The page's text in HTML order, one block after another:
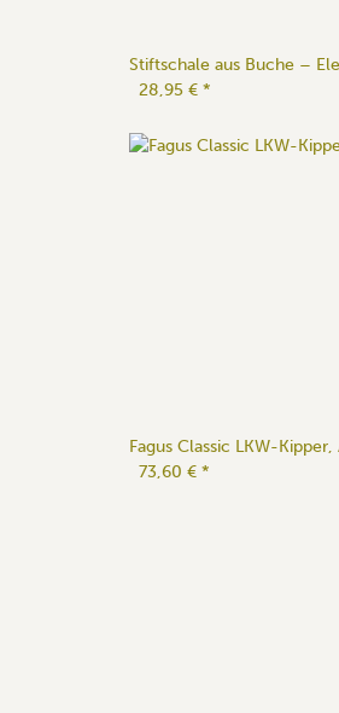
Stiftschale aus Buche –
28,95 € *
Fagus Classic LKW-
73,60 € *